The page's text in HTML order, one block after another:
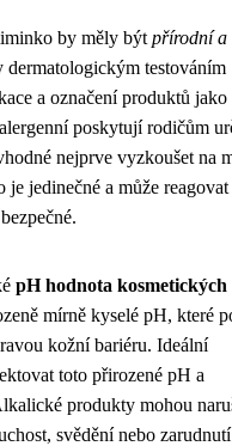
by měly být přírodní a
dermatologickým testováním
a označení produktů jako
poskytují rodičům
nejprve vyzkoušet na
jedinečné a může reagovat
pH hodnota kosmetických
mírně kyselé pH, které
kožní bariéru. Ideální
toto přirozené pH a
produkty mohou
svědění nebo